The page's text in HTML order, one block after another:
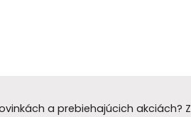
a prebiehajúcich akciách?